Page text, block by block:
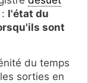
: l'état du
sont
du temps
sorties en